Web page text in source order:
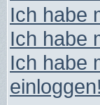
Ich habe
Ich habe
Ich habe
einloggen!